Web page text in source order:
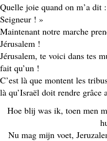
Quelle joie quand on m’a dit
Seigneur ! »
Maintenant notre marche
Jérusalem !
Jérusalem, te voici dans tes
fait qu’un !
C’est là que montent les
là qu’Israël doit rendre grâce
Hoe blij was ik, toen men
Nu mag mijn voet,